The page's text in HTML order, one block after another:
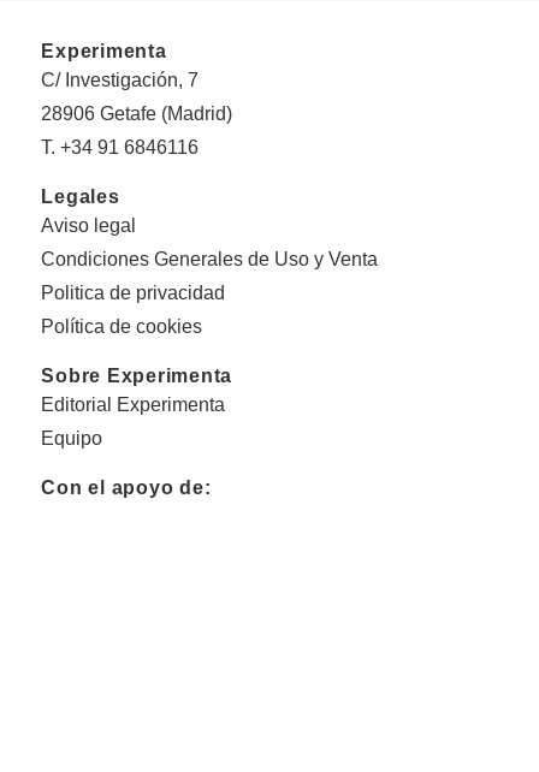
Experimenta
C/ Investigación, 7
28906 Getafe (Madrid)
T. +34 91 6846116
Legales
Aviso legal
Condiciones Generales de Uso y Venta
Politica de privacidad
Política de cookies
Sobre Experimenta
Editorial Experimenta
Equipo
Con el apoyo de: